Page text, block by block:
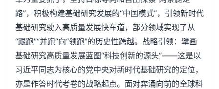
路”，积极构建基础研究发展的“中国模式”，引领新时代
基础研究驶入高质量发展快车道，部分领域实现了从
“跟跑”“并跑”向“领跑”的历史性跨越。战略引领：擘画
基础研究高质量发展蓝图“科技创新的源头”——这是以
习近平同志为核心的党中央对新时代基础研究的定位，
亦是作答时代考卷的战略起点。面对奔涌向前的全球科